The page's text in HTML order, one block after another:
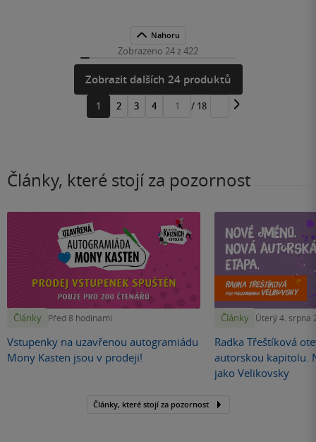
Nahoru
Zobrazeno 24 z 422
Zobrazit dalších 24 produktů
1 2 3 4
Přejít
/ 18
Články, které stojí za pozornost
Články Před 8 hodinami
Vstupenky na uzavřenou autogramiádu
Mony Kasten jsou v prodeji!
Články Úterý 4. srpna
Radka Třeštíková
autorskou kapitolu.
jako Velikovsky
Články, které stojí za pozornost